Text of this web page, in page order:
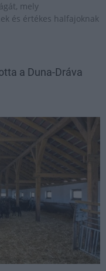
mely
és értékes halfajoknak
a Duna-Dráva